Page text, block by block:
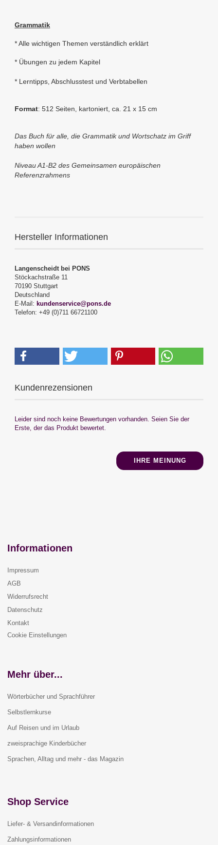
Grammatik
* Alle wichtigen Themen verständlich erklärt
* Übungen zu jedem Kapitel
* Lerntipps, Abschlusstest und Verbtabellen
Format: 512 Seiten, kartoniert, ca. 21 x 15 cm
Das Buch für alle, die Grammatik und Wortschatz im Griff
haben wollen
Niveau A1-B2 des Gemeinsamen europäischen
Referenzrahmens
Hersteller Informationen
Langenscheidt bei PONS
Stöckachstraße 11
70190 Stuttgart
Deutschland
E-Mail: kundenservice@pons.de
Telefon: +49 (0)711 66721100
Kundenrezensionen
Leider sind noch keine Bewertungen vorhanden. Seien Sie der
Erste, der das Produkt bewertet.
IHRE MEINUNG
Informationen
Impressum
AGB
Widerrufsrecht
Datenschutz
Kontakt
Cookie Einstellungen
Mehr über...
Wörterbücher und Sprachführer
Selbstlernkurse
Auf Reisen und im Urlaub
zweisprachige Kinderbücher
Sprachen, Alltag und mehr - das Magazin
Shop Service
Liefer- & Versandinformationen
Zahlungsinformationen